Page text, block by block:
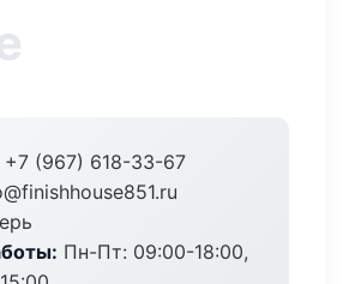
+7 (967) 618-33-67
Пн-Пт: 09:00-18:00,